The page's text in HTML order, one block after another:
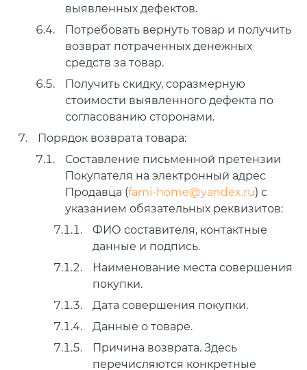
выявленных дефектов.
Потребовать вернуть товар и получить
возврат потраченных денежных
средств за товар.
Получить скидку, соразмерную
стоимости выявленного дефекта по
согласованию сторонами.
Порядок возврата товара:
Составление письменной претензии
Покупателя на электронный адрес
Продавца (fami-home@yandex.ru) с
указанием обязательных реквизитов:
ФИО составителя, контактные
данные и подпись.
Наименование места совершения
покупки.
Дата совершения покупки.
Данные о товаре.
Причина возврата. Здесь
перечисляются конкретные